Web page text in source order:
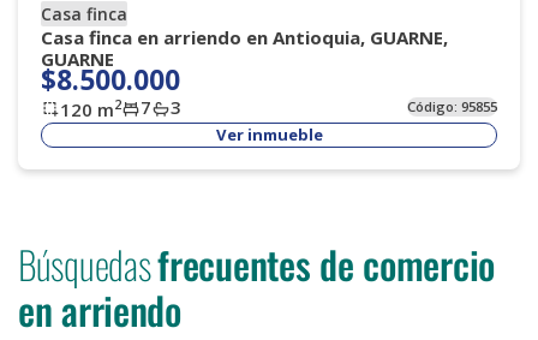
Casa finca
Casa finca en arriendo en Antioquia, GUARNE,
GUARNE
$8.500.000
120 m2 7 3 Código:95855
Ver inmueble
Búsquedasfrecuentes de comercio
en arriendo